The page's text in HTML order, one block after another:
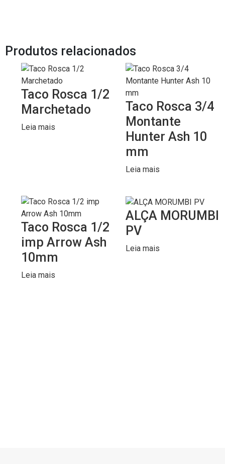
Produtos relacionados
Taco Rosca 1/2
Marchetado
Leia mais
Taco Rosca 3/4
Montante
Hunter Ash 10
mm
Leia mais
Taco Rosca 1/2
imp Arrow Ash
10mm
Leia mais
ALÇA MORUMBI
PV
Leia mais